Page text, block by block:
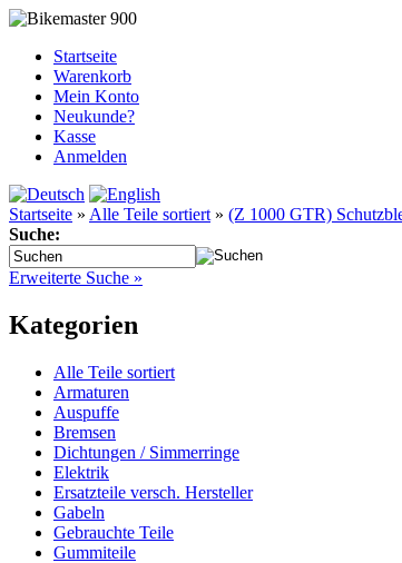
Startseite
Warenkorb
Mein Konto
Neukunde?
Kasse
Anmelden
Startseite » Alle Teile sortiert » (Z 1000 GTR)
Suche:
Erweiterte Suche »
Kategorien
Alle Teile sortiert
Armaturen
Auspuffe
Bremsen
Dichtungen / Simmerringe
Elektrik
Ersatzteile versch. Hersteller
Gabeln
Gebrauchte Teile
Gummiteile